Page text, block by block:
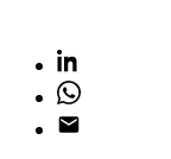
Linkedin
Whatsapp
Email